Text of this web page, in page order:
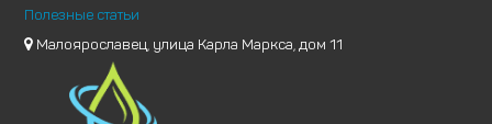
Полезные статьи
Малоярославец, улица Карла Маркса, дом 11